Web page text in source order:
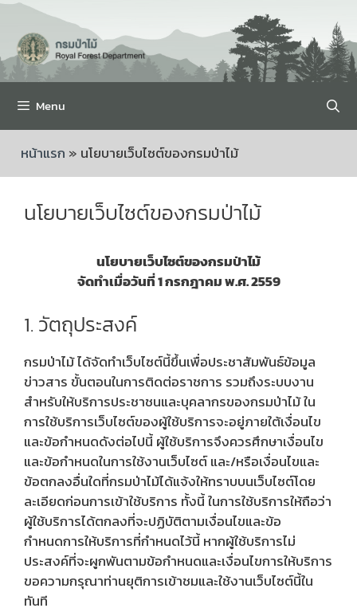
Menu
หน้าแรก » นโยบายเว็บไซต์ของกรมป่าไม้
นโยบายเว็บไซต์ของกรมป่าไม้
นโยบายเว็บไซต์ของกรมป่าไม้
จัดทำเมื่อวันที่ 1 กรกฎาคม พ.ศ. 2559
1. วัตถุประสงค์
กรมป่าไม้ ได้จัดทำเว็บไซต์นี้ขึ้นเพื่อประชาสัมพันธ์ข้อมูล
ข่าวสาร ขั้นตอนในการติดต่อราชการ รวมถึงระบบงาน
สำหรับให้บริการประชาชนและบุคลากรของกรมป่าไม้ ใน
การใช้บริการเว็บไซต์ของผู้ใช้บริการจะอยู่ภายใต้เงื่อนไข
และข้อกำหนดดังต่อไปนี้ ผู้ใช้บริการจึงควรศึกษาเงื่อนไข
และข้อกำหนดในการใช้งานเว็บไซต์ และ/หรือเงื่อนไขและ
ข้อตกลงอื่นใดที่กรมป่าไม้ได้แจ้งให้ทราบบนเว็บไซต์โดย
ละเอียดก่อนการเข้าใช้บริการ ทั้งนี้ ในการใช้บริการให้ถือว่า
ผู้ใช้บริการได้ตกลงที่จะปฏิบัติตามเงื่อนไขและข้อ
กำหนดการให้บริการที่กำหนดไว้นี้ หากผู้ใช้บริการไม่
ประสงค์ที่จะผูกพันตามข้อกำหนดและเงื่อนไขการให้บริการ
ขอความกรุณาท่านยุติการเข้าชมและใช้งานเว็บไซต์นี้ใน
ทันที